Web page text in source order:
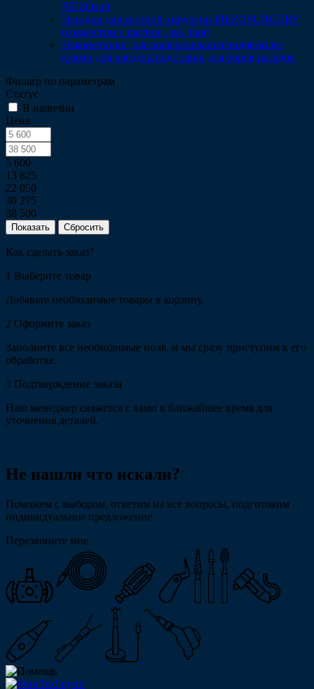
PIEZOsoft
Насадки для костной хирургии PIEZOSURGERY
(совместим с mectron, nsk, thor)
Наконечники для скалера/шланги/эндофайлы/
ключи для насадок/подставки для боров,насадок
Фильтр по параметрам
Статус
В наличии
Цена
5 600
13 825
22 050
30 275
38 500
Сбросить
Как сделать заказ?
1 Выберите товар
Добавьте необходимые товары в корзину.
2 Оформите заказ
Заполните все необходимые поля, и мы сразу приступим к его
обработке.
3 Подтверждение заказа
Наш менеджер свяжется с вами в ближайшее время для
уточнения деталей.
Не нашли что искали?
Поможем с выбором, ответим на все вопросы, подготовим
индивидуальное предложение
Перезвоните мне